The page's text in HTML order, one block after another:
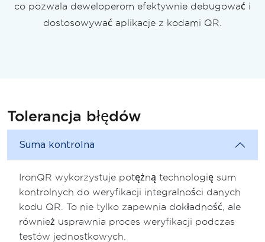
co pozwala deweloperom efektywnie debugować i
dostosowywać aplikacje z kodami QR.
Tolerancja błędów
Suma kontrolna
IronQR wykorzystuje potężną technologię sum
kontrolnych do weryfikacji integralności danych
kodu QR. To nie tylko zapewnia dokładność, ale
również usprawnia proces weryfikacji podczas
testów jednostkowych.